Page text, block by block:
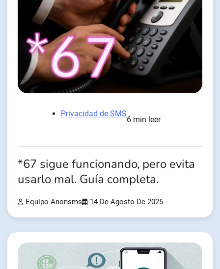
Privacidad de SMS
6 min leer
*67 sigue funcionando, pero evita
usarlo mal. Guía completa.
Equipo Anonsms 14 De Agosto De 2025